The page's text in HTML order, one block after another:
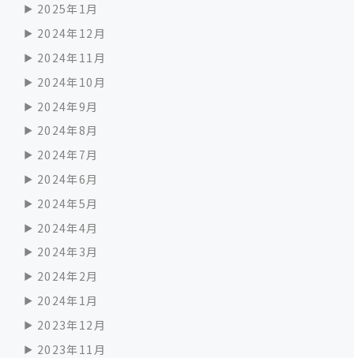
2025年1月
2024年12月
2024年11月
2024年10月
2024年9月
2024年8月
2024年7月
2024年6月
2024年5月
2024年4月
2024年3月
2024年2月
2024年1月
2023年12月
2023年11月